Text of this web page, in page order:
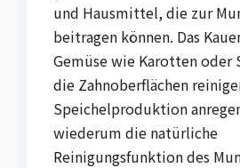
und Hausmittel, die zur
beitragen können. Das
Gemüse wie Karotten oder
die Zahnoberflächen
Speichelproduktion
wiederum die natürliche
Reinigungsfunktion des